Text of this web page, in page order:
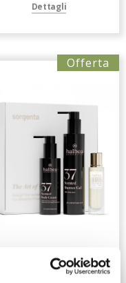
Dettagli
Offerta
GIFTBOX ELIXIR 37